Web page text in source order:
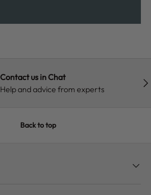
Contact us in Chat
Help and advice from experts
Back to top